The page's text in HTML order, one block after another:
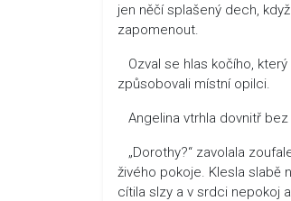
jen něčí splašený dech,
zapomenout.
Ozval se hlas kočího,
způsobovali místní opilci.
Angelina vtrhla dovnitř
„Dorothy?“ zavolala
živého pokoje. Klesla slabě
cítila slzy a v srdci nepokoj